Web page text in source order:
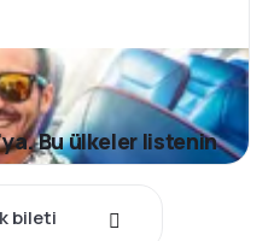
Bu ülkeler listenin
bileti